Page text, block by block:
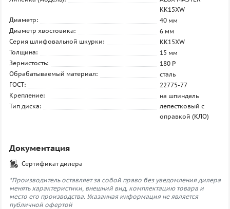
KK15XW
Диаметр:
40 мм
Диаметр хвостовика:
6 мм
Серия шлифовальной шкурки:
KK15XW
Толщина:
15 мм
Зернистость:
180 P
Обрабатываемый материал:
сталь
ГОСТ:
22775-77
Крепление:
на шпиндель
Тип диска:
лепестковый с
оправкой (КЛО)
Документация
Сертификат дилера
*Производитель оставляет за собой право без уведомления дилера
менять характеристики, внешний вид, комплектацию товара и
место его производства. Указанная информация не является
публичной офертой